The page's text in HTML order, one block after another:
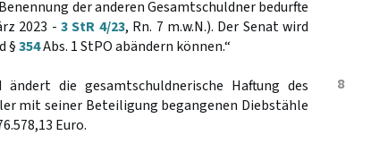
der anderen Gesamtschuldner bedurfte
2023 -3 StR 4/23, Rn. 7 m.w.N.). Der Senat wird
§354Abs. 1 StPO abändern können.“
8
die gesamtschuldnerische Haftung des
mit seiner Beteiligung begangenen Diebstähle
Euro.